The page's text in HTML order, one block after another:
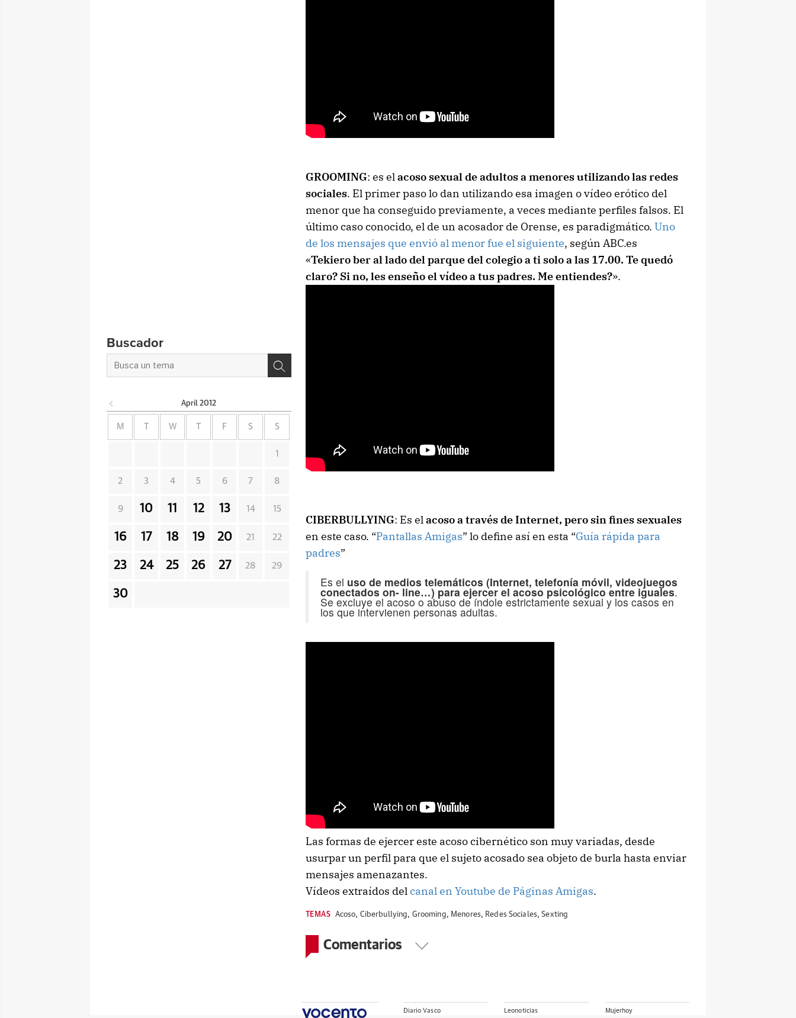
GROOMING: es elacoso sexual de adultos a menores utilizando las redes
sociales. El primer paso lo dan utilizando esa imagen o vídeo erótico del
menor que ha conseguido previamente, a veces mediante perfiles falsos. El
último caso conocido, el de un acosador de Orense, es paradigmático. Uno
de los mensajes que envió al menor fue el siguiente, según ABC.es
«Tekiero ber al lado del parque del colegio a ti solo a las 17.00. Te quedó
claro? Si no, les enseño el vídeo a tus padres. Me entiendes?».
CIBERBULLYING: Es elacoso a través de Internet, pero sin fines sexuales
en este caso. “Pantallas Amigas” lo define así en esta “Guía rápida para
padres”
Es el uso de medios telemáticos (Internet, telefonía móvil, videojuegos
conectados on- line…) para ejercer el acoso psicológico entre iguales.
Se excluye el acoso o abuso de índole estrictamente sexual y los casos en
los que intervienen personas adultas.
Las formas de ejercer este acoso cibernético son muy variadas, desde
usurpar un perfil para que el sujeto acosado sea objeto de burla hasta enviar
mensajes amenazantes.
Vídeos extraídos delcanal en Youtube de Páginas Amigas.
TEMAS Acoso, Ciberbullying, Grooming, Menores, Redes Sociales,Sexting
Comentarios
Buscador
April 2012
M W F S S
1
2 3 4 5 6 7 8
9 10 11 12 13 14 15
16 17 18 19 20 21 22
23 24 25 26 27 28 29
30
Diario Vasco Leonoticias Mujerhoy